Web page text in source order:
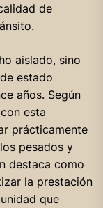
de
aislado, sino
estado
años. Según
esta
prácticamente
pesados y
destaca como
la prestación
que